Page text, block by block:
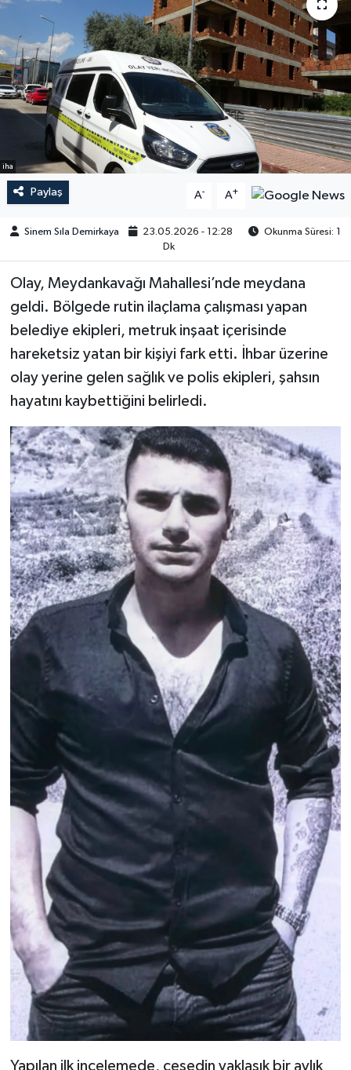
iha
Paylaş A- A+
Sinem Sıla Demirkaya 23.05.2026 - 12:28
Okunma Süresi: 1
Dk
Olay, Meydankavağı Mahallesi’nde meydana
geldi. Bölgede rutin ilaçlama çalışması yapan
belediye ekipleri, metruk inşaat içerisinde
hareketsiz yatan bir kişiyi fark etti. İhbar üzerine
olay yerine gelen sağlık ve polis ekipleri, şahsın
hayatını kaybettiğini belirledi.
Yapılan ilk incelemede, cesedin yaklaşık bir aylık